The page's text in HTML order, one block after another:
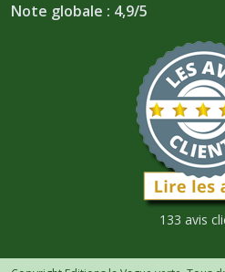
Note globale : 4,9/5
133 avis